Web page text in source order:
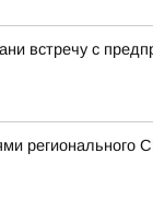
встречу с
регионального